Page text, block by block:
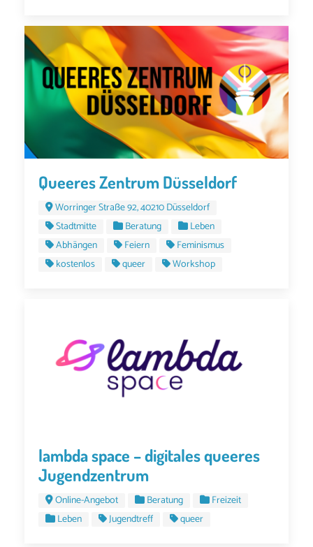
Queeres Zentrum Düsseldorf
Worringer Straße 92, 40210 Düsseldorf
Stadtmitte
Beratung
Leben
Abhängen
Feiern
Feminismus
kostenlos
queer Workshop
lambda space – digitales queeres
Jugendzentrum
Online-Angebot Beratung
Freizeit
Leben
Jugendtreff queer